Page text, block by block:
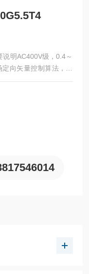
明AC400V级，0.4～
向矢量控制算法，具